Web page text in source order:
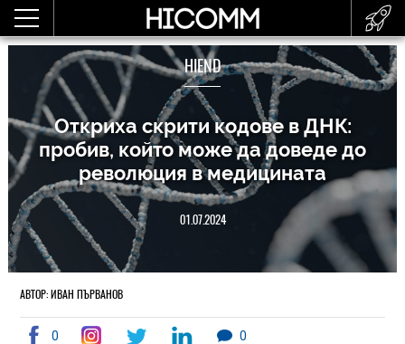
HIEND
Откриха скрити кодове в ДНК:
пробив, който може да доведе до
революция в медицината
01.07.2024
АВТОР: ИВАН ПЪРВАНОВ
0 0